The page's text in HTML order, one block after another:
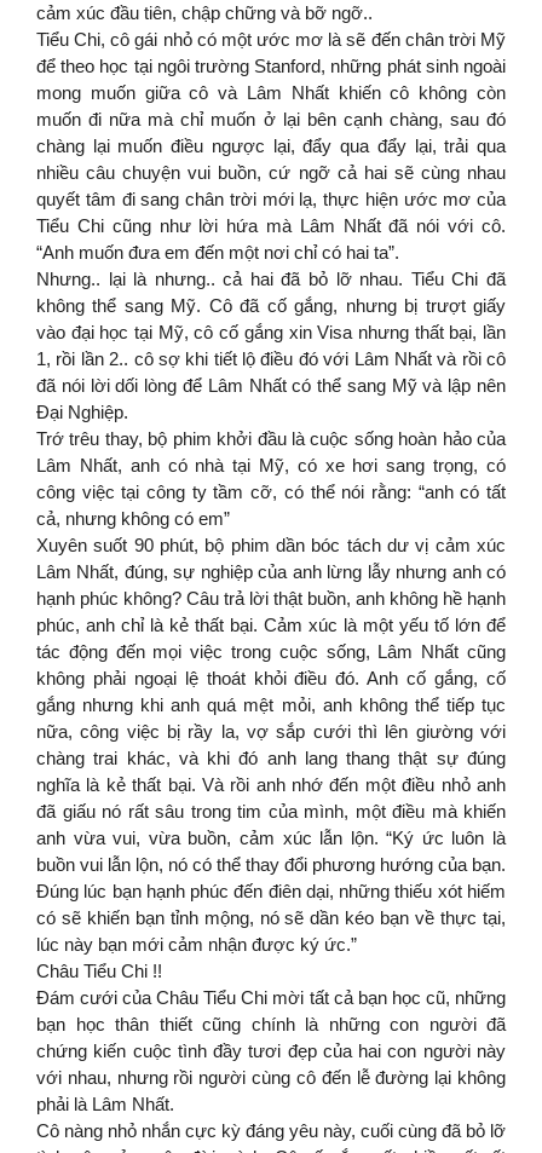
cảm xúc đầu tiên, chập chững và bỡ ngỡ..
Tiểu Chi, cô gái nhỏ có một ước mơ là sẽ đến chân trời Mỹ
để theo học tại ngôi trường Stanford, những phát sinh ngoài
mong muốn giữa cô và Lâm Nhất khiến cô không còn
muốn đi nữa mà chỉ muốn ở lại bên cạnh chàng, sau đó
chàng lại muốn điều ngược lại, đẩy qua đẩy lại, trải qua
nhiều câu chuyện vui buồn, cứ ngỡ cả hai sẽ cùng nhau
quyết tâm đi sang chân trời mới lạ, thực hiện ước mơ của
Tiểu Chi cũng như lời hứa mà Lâm Nhất đã nói với cô.
“Anh muốn đưa em đến một nơi chỉ có hai ta”.
Nhưng.. lại là nhưng.. cả hai đã bỏ lỡ nhau. Tiểu Chi đã
không thể sang Mỹ. Cô đã cố gắng, nhưng bị trượt giấy
vào đại học tại Mỹ, cô cố gắng xin Visa nhưng thất bại, lần
1, rồi lần 2.. cô sợ khi tiết lộ điều đó với Lâm Nhất và rồi cô
đã nói lời dối lòng để Lâm Nhất có thể sang Mỹ và lập nên
Đại Nghiệp.
Trớ trêu thay, bộ phim khởi đầu là cuộc sống hoàn hảo của
Lâm Nhất, anh có nhà tại Mỹ, có xe hơi sang trọng, có
công việc tại công ty tầm cỡ, có thể nói rằng: “anh có tất
cả, nhưng không có em”
Xuyên suốt 90 phút, bộ phim dần bóc tách dư vị cảm xúc
Lâm Nhất, đúng, sự nghiệp của anh lừng lẫy nhưng anh có
hạnh phúc không? Câu trả lời thật buồn, anh không hề hạnh
phúc, anh chỉ là kẻ thất bại. Cảm xúc là một yếu tố lớn để
tác động đến mọi việc trong cuộc sống, Lâm Nhất cũng
không phải ngoại lệ thoát khỏi điều đó. Anh cố gắng, cố
gắng nhưng khi anh quá mệt mỏi, anh không thể tiếp tục
nữa, công việc bị rầy la, vợ sắp cưới thì lên giường với
chàng trai khác, và khi đó anh lang thang thật sự đúng
nghĩa là kẻ thất bại. Và rồi anh nhớ đến một điều nhỏ anh
đã giấu nó rất sâu trong tim của mình, một điều mà khiến
anh vừa vui, vừa buồn, cảm xúc lẫn lộn. “Ký ức luôn là
buồn vui lẫn lộn, nó có thể thay đổi phương hướng của bạn.
Đúng lúc bạn hạnh phúc đến điên dại, những thiếu xót hiếm
có sẽ khiến bạn tỉnh mộng, nó sẽ dần kéo bạn về thực tại,
lúc này bạn mới cảm nhận được ký ức.”
Châu Tiểu Chi !!
Đám cưới của Châu Tiểu Chi mời tất cả bạn học cũ, những
bạn học thân thiết cũng chính là những con người đã
chứng kiến cuộc tình đầy tươi đẹp của hai con người này
với nhau, nhưng rồi người cùng cô đến lễ đường lại không
phải là Lâm Nhất.
Cô nàng nhỏ nhắn cực kỳ đáng yêu này, cuối cùng đã bỏ lỡ